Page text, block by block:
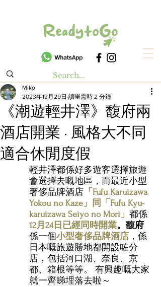
《潮遊輕井澤》馥府兩
酒店開業 · 風格大不同
適合休閒度假
Miko
2023年12月29日 讀畢需時 2 分鐘
輕井澤都係好多遊客選擇旅遊
會選擇去嘅地區，而最近小型
奢侈品牌酒店 「Fufu Karuizawa
Yokou no Kaze」同「Fufu Kyu-
karuizawa Seiyo no Mori」 都係
12月24日已經同時開業。 馥府
係一個小型奢侈品牌酒店 ，係
日本嘅旅遊勝地都開設咗分
店，包括河口湖、奈良、京
都、箱根等等。 有興趣嘅大家
就一齊睇埋落去啦～